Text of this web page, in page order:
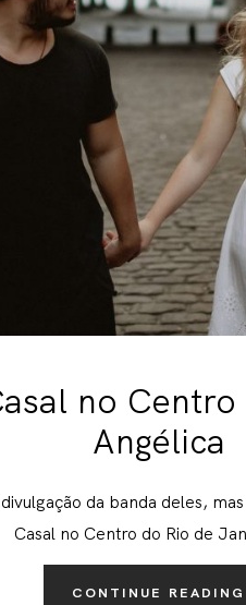
no
Angélica
da banda deles,
Casal no Centro do Rio de
CONTINUE READING